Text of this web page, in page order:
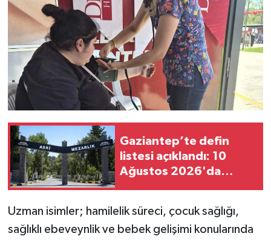
Gaziantep’te defin
listesi açıklandı: 10
Ağustos 2026'da
Uzman isimler; hamilelik süreci, çocuk sağlığı,
sağlıklı ebeveynlik ve bebek gelişimi konularında